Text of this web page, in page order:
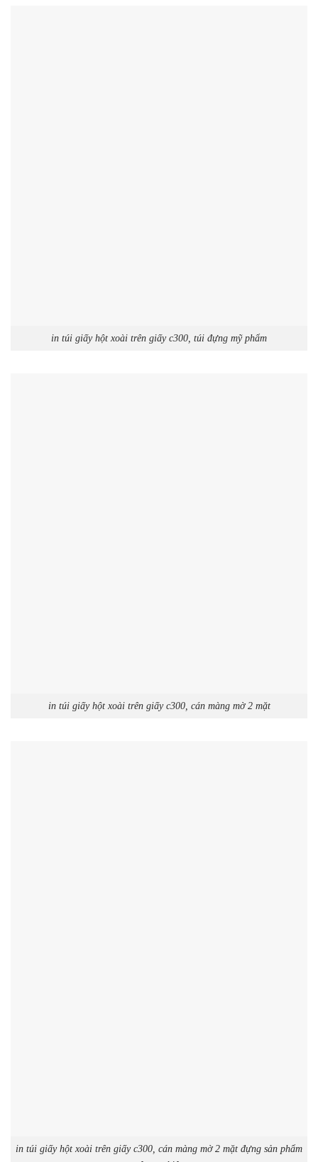
in túi giấy hột xoài trên giấy c300, túi đựng mỹ phẩm
in túi giấy hột xoài trên giấy c300, cán màng mờ 2 mặt
in túi giấy hột xoài trên giấy c300, cán màng mờ 2 mặt đựng sản phẩm